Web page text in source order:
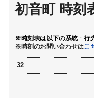
初音町 時刻
※時刻表は以下の系統・行
※時刻のお問い合わせはこ
32